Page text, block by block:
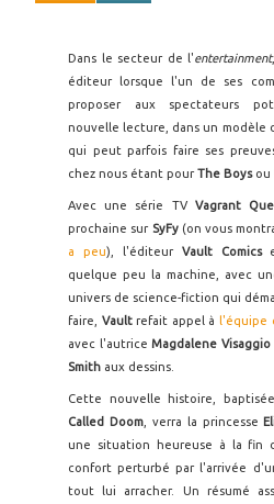
Dans le secteur de l'entertainment
éditeur lorsque l'un de ses
proposer aux spectateurs
nouvelle lecture, dans un modèle
qui peut parfois faire ses
chez nous étant pourThe Boys ou
Avec une série TV Vagrant
prochaine sur SyFy(on vous
a peu), l'éditeur Vault Comics
quelque peu la machine, avec
univers de science-fiction qui
faire, Vaultrefait appel à l'équipe
avec l'autrice Magdalene Visaggio
Smith aux dessins.
Cette nouvelle histoire, baptisée
Called Doom, verra la princesse
une situation heureuse à la fin
confort perturbé par l'arrivée
tout lui arracher. Un résumé